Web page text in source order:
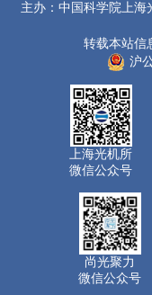
主办：中国科学院上海
转载本站信
沪
上海光机所
微信公众号
尚光聚力
微信公众号